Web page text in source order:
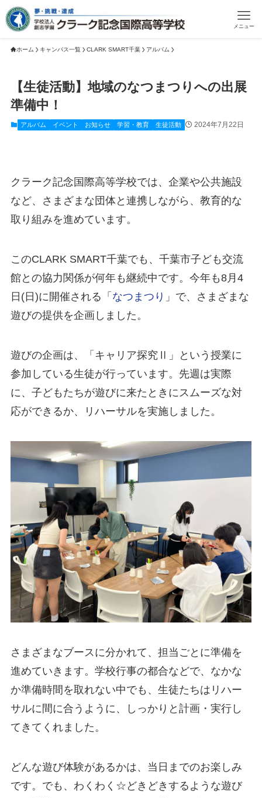
メニュー
ホーム キャンパス一覧 CLARK SMART千葉 アルバム
【生徒活動】地域のなつまつりへの出展
準備中！
アルバム イベント お知らせ 学習・教育 生徒活動 2024年7月22日
クラーク記念国際高等学校では、企業や公共施設
など、さまざまな団体と連携しながら、教育的な
取り組みを進めています。
このCLARK SMART千葉でも、千葉市子ども交流
館との協力関係が何年も継続中です。今年も8月4
日(日)に開催される「 なつまつり 」で、さまざまな
遊びの提供を企画しました。
遊びの企画は、「キャリア探究Ⅱ」という授業に
参加している生徒が行っています。先週は実際
に、子どもたちが遊びに来たときにスムーズな対
応ができるか、リハーサルを実施しました。
さまざまなブースに分かれて、担当ごとに準備を
進めていきます。学校行事の都合などで、なかな
か準備時間を取れない中でも、生徒たちはリハー
サルに間に合うように、しっかりと計画・実行し
てきてくれました。
どんな遊び体験があるかは、当日までのお楽しみ
です。でも、わくわく☆どきどきするような遊び